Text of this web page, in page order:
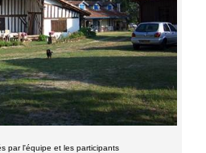
par l'équipe et les participants